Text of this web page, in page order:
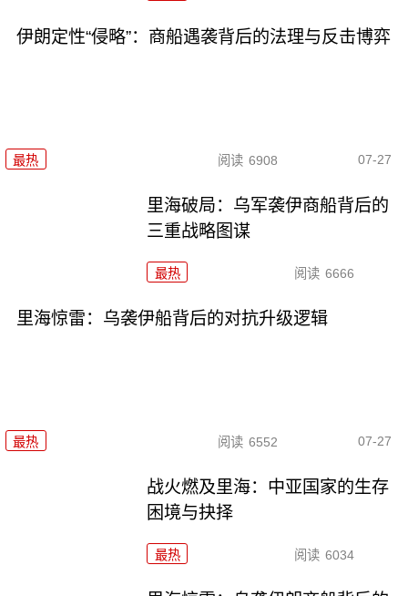
伊朗定性“侵略”：商船遇袭背后的法理与反击博弈
最热 阅读 6908 07-27
里海破局：乌军袭伊商船背后的
三重战略图谋
最热 阅读 6666
里海惊雷：乌袭伊船背后的对抗升级逻辑
最热 阅读 6552 07-27
战火燃及里海：中亚国家的生存
困境与抉择
最热 阅读 6034